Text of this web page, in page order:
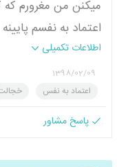
میکنن من مغرورم
اعتماد به نفسم پایینه
اطلاعات تکمیلی
1398/02/09
اعتماد به نفس
پاسخ مشاور